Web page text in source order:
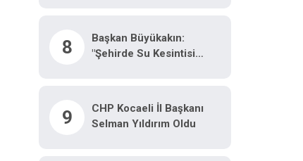
8
Başkan Büyükakın:
"Şehirde Su Kesintisi
9
CHP Kocaeli İl Başkanı
Selman Yıldırım Oldu